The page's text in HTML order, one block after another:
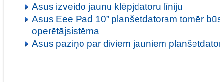
Asus izveido jaunu klēpjdatoru līniju
Asus Eee Pad 10” planšetdatoram tomēr
operētājsistēma
Asus paziņo par diviem jauniem